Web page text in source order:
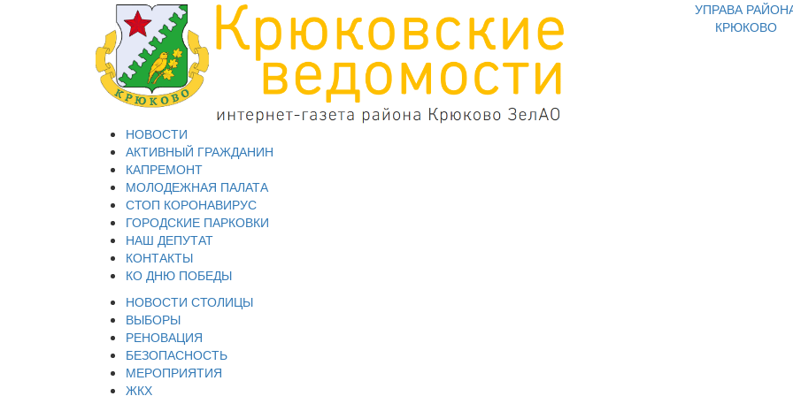
УПРАВА
КРЮКОВО
НОВОСТИ
АКТИВНЫЙ ГРАЖДАНИН
КАПРЕМОНТ
МОЛОДЕЖНАЯ ПАЛАТА
СТОП КОРОНАВИРУС
ГОРОДСКИЕ ПАРКОВКИ
НАШ ДЕПУТАТ
КОНТАКТЫ
КО ДНЮ ПОБЕДЫ
НОВОСТИ СТОЛИЦЫ
ВЫБОРЫ
РЕНОВАЦИЯ
БЕЗОПАСНОСТЬ
МЕРОПРИЯТИЯ
ЖКХ